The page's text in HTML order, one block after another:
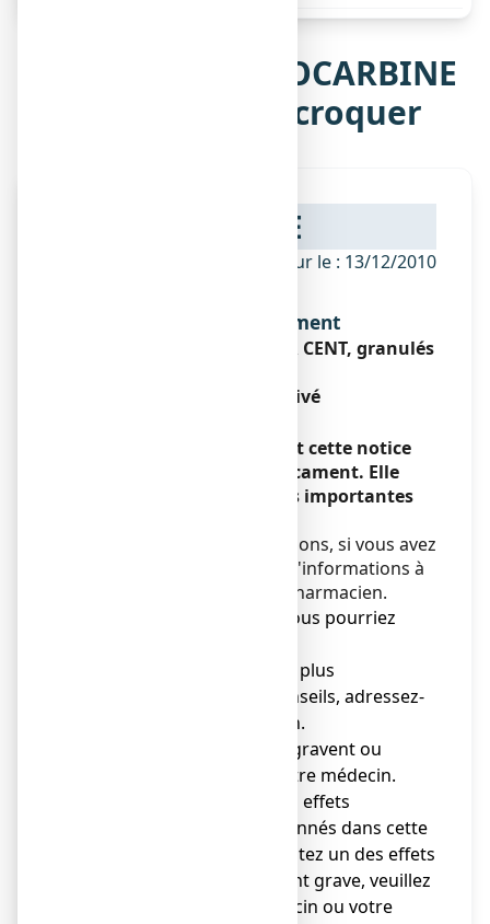
Notice de SPLENOCARBINE
17 %, granulés à croquer
NOTICE
ANSM - Mis à jour le : 13/12/2010
Dénomination du médicament
SPLENOCARBINE 17 POUR CENT, granulés
Charbon activé
Veuillez lire attentivement cette notice
avant de prendre ce médicament. Elle
contient des informations importantes
Si vous avez d'autres questions, si vous avez
un doute, demandez plus d'informations à
votre médecin ou à votre pharmacien.
● Gardez cette notice, vous pourriez
● Si vous avez besoin de plus
d'informations et de conseils, adressez-
vous à votre pharmacien.
● Si les symptômes s'aggravent ou
persistent, consultez votre médecin.
● Si vous remarquez des effets
indésirables non mentionnés dans cette
notice, ou si vous ressentez un des effets
mentionnés comme étant grave, veuillez
en informer votre médecin ou votre